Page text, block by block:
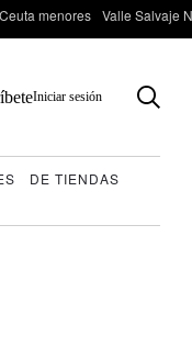
menores Valle Salvaje
Iniciar sesión
DE TIENDAS